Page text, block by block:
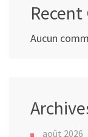
Aucun
août 2026